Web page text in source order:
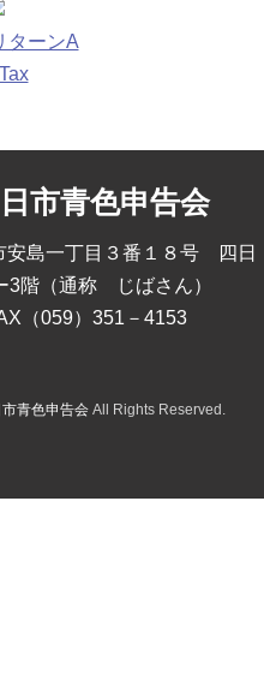
市青色申告会
島一丁目３番１８号 四日
3階（通称 じばさん）
（059）351－4153
青色申告会All Rights Reserved.